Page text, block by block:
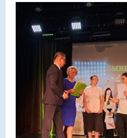
STANDARDY OCHRONY
PROJEKT ,,SZKOŁY Z
KSZTAŁCENIA OGÓLNEGO
REKRUTACJA 2026/2027
mLegitymacja